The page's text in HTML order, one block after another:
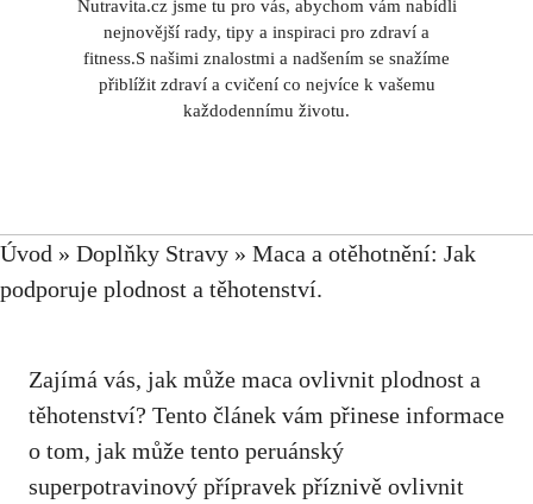
Nutravita.cz jsme tu pro vás, abychom vám nabídli
nejnovější rady, tipy a inspiraci pro zdraví a
fitness.S našimi znalostmi a nadšením se snažíme
přiblížit zdraví a cvičení co nejvíce k vašemu
každodennímu životu.
Úvod » Doplňky Stravy » Maca a otěhotnění: Jak
podporuje plodnost a těhotenství.
Zajímá vás, jak může maca ovlivnit plodnost a
těhotenství? Tento článek vám přinese informace
o tom, jak může tento peruánský
superpotravinový přípravek příznivě ovlivnit